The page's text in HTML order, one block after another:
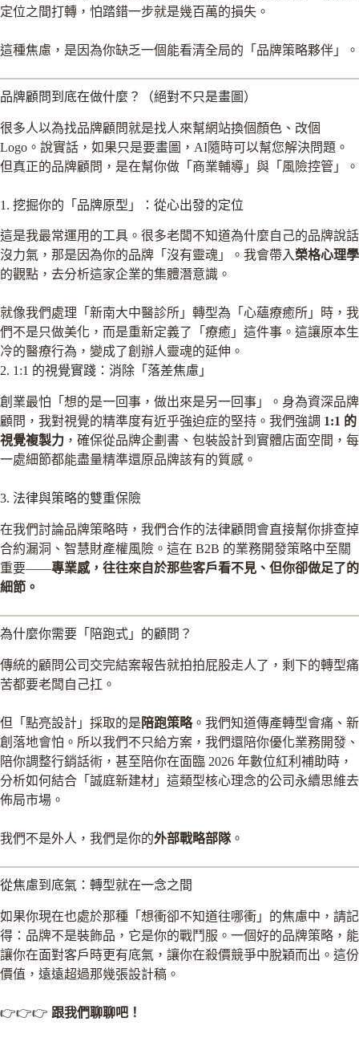
定位之間打轉，怕踏錯一步就是幾百萬的損失。
這種焦慮，是因為你缺乏一個能看清全局的「品牌策略夥伴」。
品牌顧問到底在做什麼？（絕對不只是畫圖）
很多人以為找品牌顧問就是找人來幫網站換個顏色、改個
Logo。說實話，如果只是要畫圖，AI隨時可以幫您解決問題。
但真正的品牌顧問，是在幫你做「商業輔導」與「風險控管」。
1. 挖掘你的「品牌原型」：從心出發的定位
這是我最常運用的工具。很多老闆不知道為什麼自己的品牌說話
沒力氣，那是因為你的品牌「沒有靈魂」。我會帶入榮格心理學
的觀點，去分析這家企業的集體潛意識。
就像我們處理「新南大中醫診所」轉型為「心蘊療癒所」時，我
們不是只做美化，而是重新定義了「療癒」這件事。這讓原本生
冷的醫療行為，變成了創辦人靈魂的延伸。
2. 1:1 的視覺實踐：消除「落差焦慮」
創業最怕「想的是一回事，做出來是另一回事」。身為資深品牌
顧問，我對視覺的精準度有近乎強迫症的堅持。我們強調 1:1 的
視覺複製力 ，確保從品牌企劃書、包裝設計到實體店面空間，每
一處細節都能盡量精準還原品牌該有的質感。
3. 法律與策略的雙重保險
在我們討論品牌策略時，我們合作的法律顧問會直接幫你排查掉
合約漏洞、智慧財產權風險。這在 B2B 的業務開發策略中至關
重要——專業感，往往來自於那些客戶看不見、但你卻做足了的
細節。
為什麼你需要「陪跑式」的顧問？
傳統的顧問公司交完結案報告就拍拍屁股走人了，剩下的轉型痛
苦都要老闆自己扛。
但「點亮設計」採取的是 陪跑策略。我們知道傳產轉型會痛、新
創落地會怕。所以我們不只給方案，我們還陪你優化業務開發、
陪你調整行銷話術，甚至陪你在面臨 2026 年數位紅利補助時，
分析如何結合「誠庭新建材」這類型核心理念的公司永續思維去
佈局市場。
我們不是外人，我們是你的外部戰略部隊。
從焦慮到底氣：轉型就在一念之間
如果你現在也處於那種「想衝卻不知道往哪衝」的焦慮中，請記
得：品牌不是裝飾品，它是你的戰鬥服。一個好的品牌策略，能
讓你在面對客戶時更有底氣，讓你在殺價競爭中脫穎而出。這份
價值，遠遠超過那幾張設計稿。
👉👉👉 跟我們聊聊吧！